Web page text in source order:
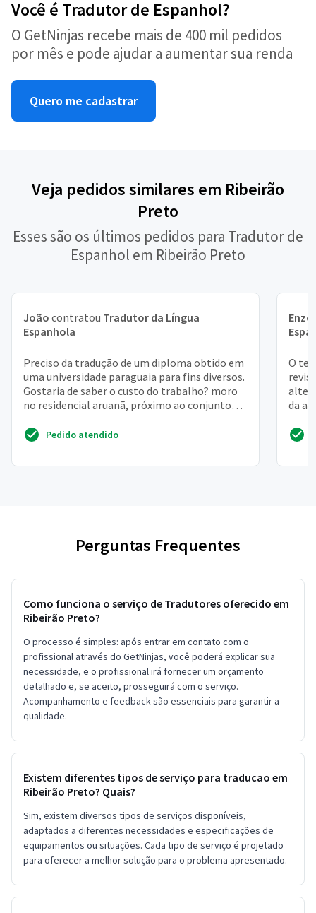
Você é Tradutor de Espanhol?
O GetNinjas recebe mais de 400 mil pedidos
por mês e pode ajudar a aumentar sua renda
Quero me cadastrar
Veja pedidos similares em Ribeirão
Preto
Esses são os últimos pedidos para Tradutor de
Espanhol em Ribeirão Preto
João contratou Tradutor da Língua
Espanhola
Preciso da tradução de um diploma obtido em
uma universidade paraguaia para fins diversos.
Gostaria de saber o custo do trabalho? moro
no residencial aruanã, próximo ao conjunto
Pedido atendido
O
da
Perguntas Frequentes
Como funciona o serviço de Tradutores oferecido em
Ribeirão Preto?
O processo é simples: após entrar em contato com o
profissional através do GetNinjas, você poderá explicar sua
necessidade, e o profissional irá fornecer um orçamento
detalhado e, se aceito, prosseguirá com o serviço.
Acompanhamento e feedback são essenciais para garantir a
qualidade.
Existem diferentes tipos de serviço para traducao em
Ribeirão Preto? Quais?
Sim, existem diversos tipos de serviços disponíveis,
adaptados a diferentes necessidades e especificações de
equipamentos ou situações. Cada tipo de serviço é projetado
para oferecer a melhor solução para o problema apresentado.